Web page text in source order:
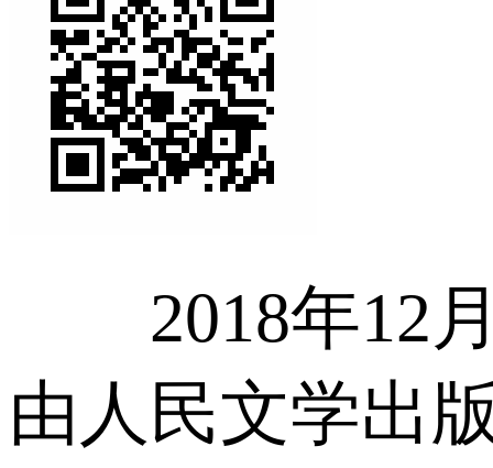
2018年12月
由人民文学出